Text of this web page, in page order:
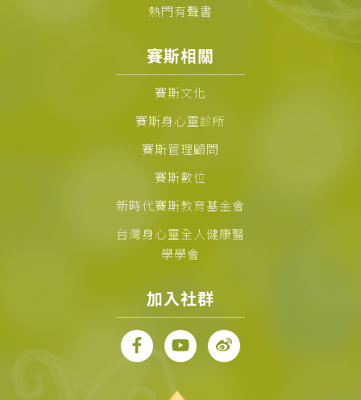
熱門有聲書
賽斯相關
賽斯文化
賽斯身心靈診所
賽斯管理顧問
賽斯數位
新時代賽斯教育基金會
台灣身心靈全人健康醫
學學會
加入社群